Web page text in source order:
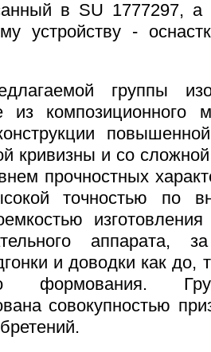
в SU 1777297, а
устройству -
группы
из композиционного
кривизны и со
прочностных
точностью по
аппарата,
и доводки как до,
формования.
совокупностью